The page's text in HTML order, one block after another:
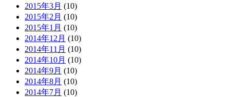
2015年3月 (10)
2015年2月 (10)
2015年1月 (10)
2014年12月 (10)
2014年11月 (10)
2014年10月 (10)
2014年9月 (10)
2014年8月 (10)
2014年7月 (10)